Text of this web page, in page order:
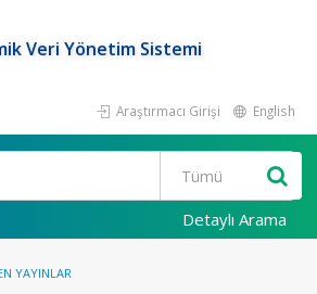
Veri Yönetim Sistemi
Araştırmacı Girişi English
Detaylı Arama
YAYINLAR